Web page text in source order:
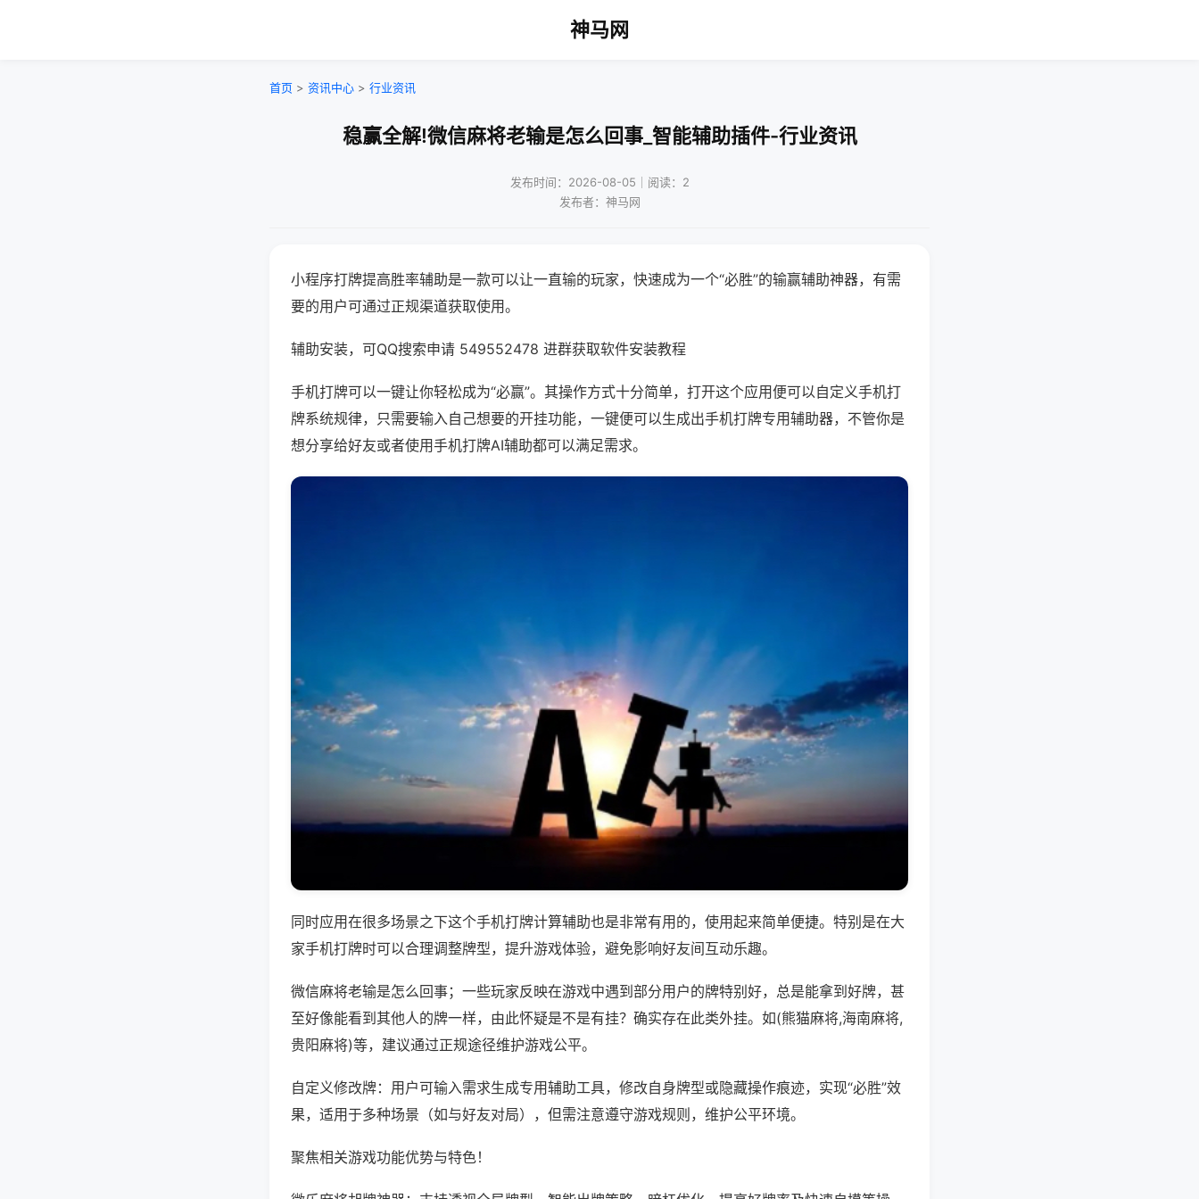
神马网
首页 > 资讯中心 > 行业资讯
稳赢全解!微信麻将老输是怎么回事_智能辅助插件-行业资讯
发布时间：2026-08-05｜阅读：2
发布者：神马网
小程序打牌提高胜率辅助是一款可以让一直输的玩家，快速成为一个“必胜”的输赢辅助神器，有需
要的用户可通过正规渠道获取使用。
辅助安装，可QQ搜索申请 549552478 进群获取软件安装教程
手机打牌可以一键让你轻松成为“必赢”。其操作方式十分简单，打开这个应用便可以自定义手机打
牌系统规律，只需要输入自己想要的开挂功能，一键便可以生成出手机打牌专用辅助器，不管你是
想分享给好友或者使用手机打牌AI辅助都可以满足需求。
同时应用在很多场景之下这个手机打牌计算辅助也是非常有用的，使用起来简单便捷。特别是在大
家手机打牌时可以合理调整牌型，提升游戏体验，避免影响好友间互动乐趣。
微信麻将老输是怎么回事；一些玩家反映在游戏中遇到部分用户的牌特别好，总是能拿到好牌，甚
至好像能看到其他人的牌一样，由此怀疑是不是有挂？确实存在此类外挂。如(熊猫麻将,海南麻将,
贵阳麻将)等，建议通过正规途径维护游戏公平。
自定义修改牌：用户可输入需求生成专用辅助工具，修改自身牌型或隐藏操作痕迹，实现“必胜”效
果，适用于多种场景（如与好友对局），但需注意遵守游戏规则，维护公平环境。
聚焦相关游戏功能优势与特色！